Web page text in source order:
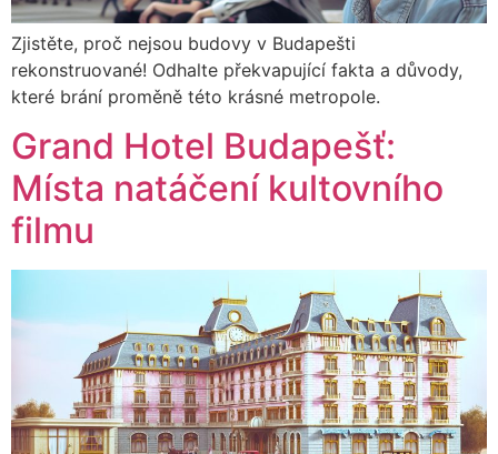
Zjistěte, proč nejsou budovy v Budapešti
rekonstruované! Odhalte překvapující fakta a důvody,
které brání proměně této krásné metropole.
Grand Hotel Budapešť:
Místa natáčení kultovního
filmu